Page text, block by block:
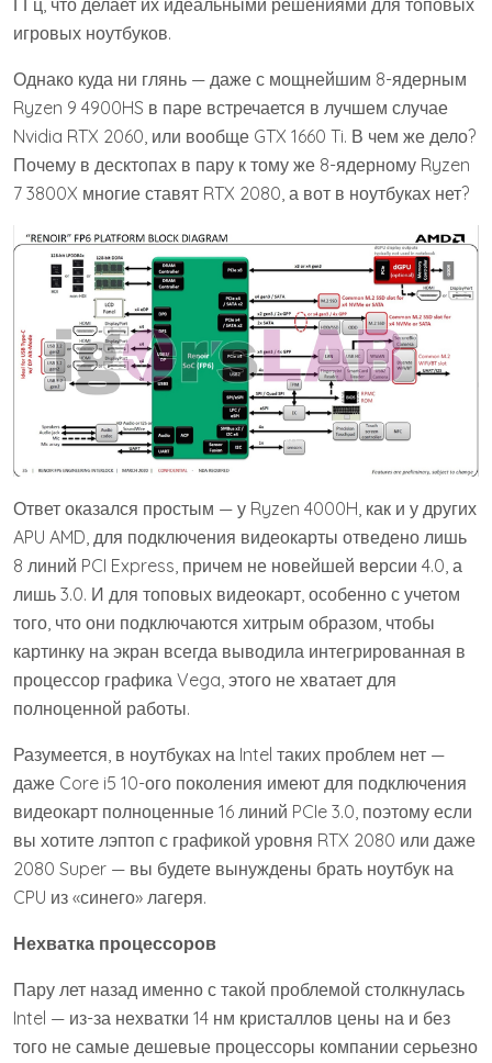
ГГц, что делает их идеальными решениями для топовых
игровых ноутбуков.
Однако куда ни глянь — даже с мощнейшим 8-ядерным
Ryzen 9 4900HS в паре встречается в лучшем случае
Nvidia RTX 2060, или вообще GTX 1660 Ti. В чем же дело?
Почему в десктопах в пару к тому же 8-ядерному Ryzen
7 3800X многие ставят RTX 2080, а вот в ноутбуках нет?
Ответ оказался простым — у Ryzen 4000H, как и у других
APU AMD, для подключения видеокарты отведено лишь
8 линий PCI Express, причем не новейшей версии 4.0, а
лишь 3.0. И для топовых видеокарт, особенно с учетом
того, что они подключаются хитрым образом, чтобы
картинку на экран всегда выводила интегрированная в
процессор графика Vega, этого не хватает для
полноценной работы.
Разумеется, в ноутбуках на Intel таких проблем нет —
даже Core i5 10-ого поколения имеют для подключения
видеокарт полноценные 16 линий PCIe 3.0, поэтому если
вы хотите лэптоп с графикой уровня RTX 2080 или даже
2080 Super — вы будете вынуждены брать ноутбук на
CPU из «синего» лагеря.
Нехватка процессоров
Пару лет назад именно с такой проблемой столкнулась
Intel — из-за нехватки 14 нм кристаллов цены на и без
того не самые дешевые процессоры компании серьезно